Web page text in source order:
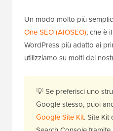
Un modo molto più
One SEO (AIOSEO), che è
WordPress più adatto ai
utilizziamo su molti dei
💡 Se preferisci uno
Google stesso, puoi
Google Site Kit. Site Kit